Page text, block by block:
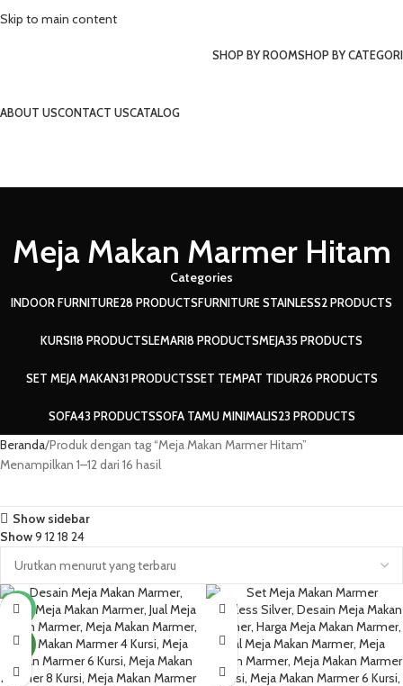
Skip to main content
SHOP BY ROOMSHOP BY CATEGORI
ABOUT USCONTACT USCATALOG
Meja Makan Marmer Hitam
Categories
INDOOR FURNITURE28 PRODUCTSFURNITURE STAINLESS2 PRODUCTS
KURSI18 PRODUCTSLEMARI8 PRODUCTSMEJA35 PRODUCTS
SET MEJA MAKAN31 PRODUCTSSET TEMPAT TIDUR26 PRODUCTS
SOFA43 PRODUCTSSOFA TAMU MINIMALIS23 PRODUCTS
Beranda Produk dengan tag “Meja Makan Marmer Hitam”
Menampilkan 1–12 dari 16 hasil
Show sidebar
Show9 1218 24
-10%
NEW